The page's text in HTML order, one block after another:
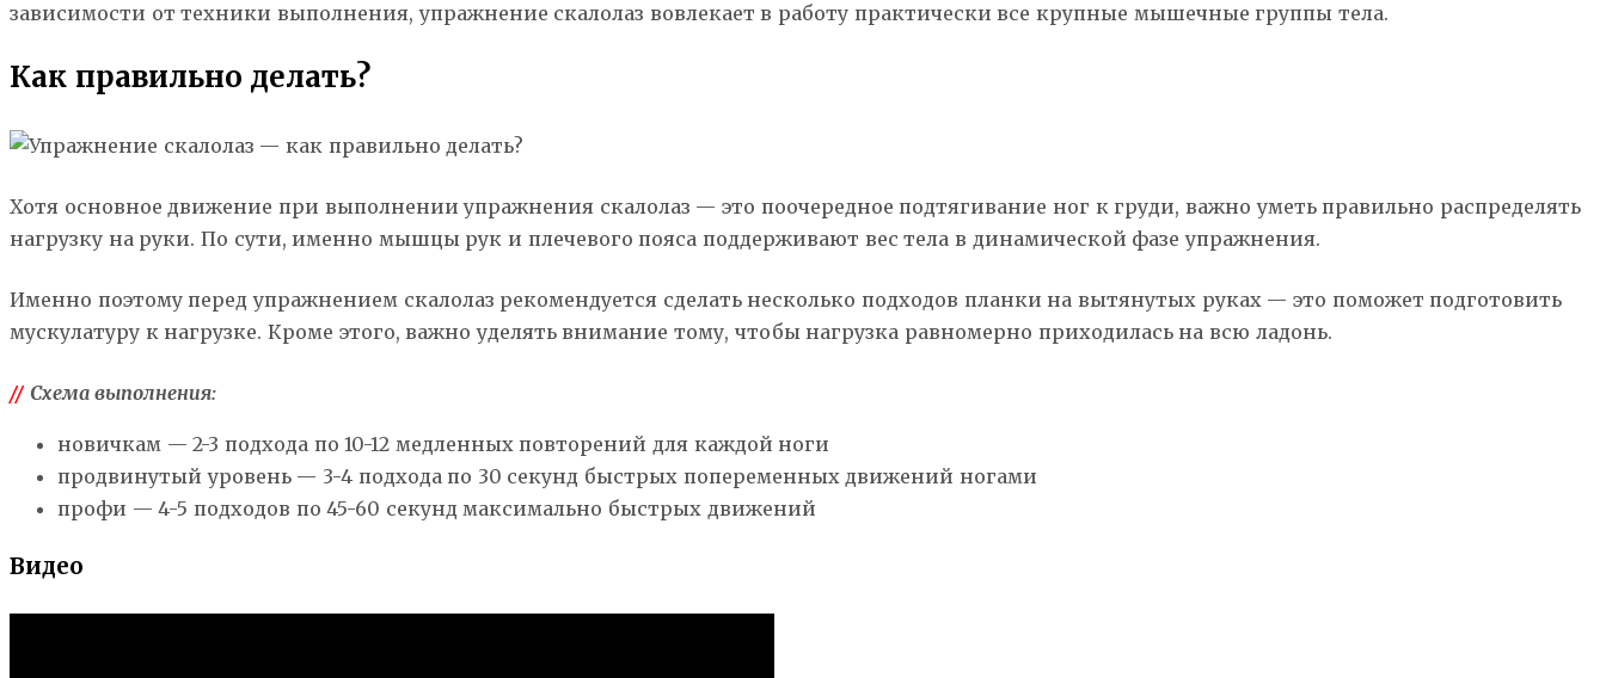
зависимости от техники выполнения, упражнение скалолаз вовлекает в работу практически все крупные мышечные группы тела.
Как правильно делать?
Хотя основное движение при выполнении упражнения скалолаз — это поочередное подтягивание ног к груди, важно уметь правильно распределять
нагрузку на руки. По сути, именно мышцы рук и плечевого пояса поддерживают вес тела в динамической фазе упражнения.
Именно поэтому перед упражнением скалолаз рекомендуется сделать несколько подходов планки на вытянутых руках — это поможет подготовить
мускулатуру к нагрузке. Кроме этого, важно уделять внимание тому, чтобы нагрузка равномерно приходилась на всю ладонь.
//Схема выполнения:
новичкам — 2-3 подхода по 10-12 медленных повторений для каждой ноги
продвинутый уровень — 3-4 подхода по 30 секунд быстрых попеременных движений ногами
профи — 4-5 подходов по 45-60 секунд максимально быстрых движений
Видео